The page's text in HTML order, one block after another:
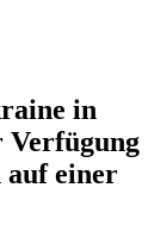
in
Verfügung
auf einer